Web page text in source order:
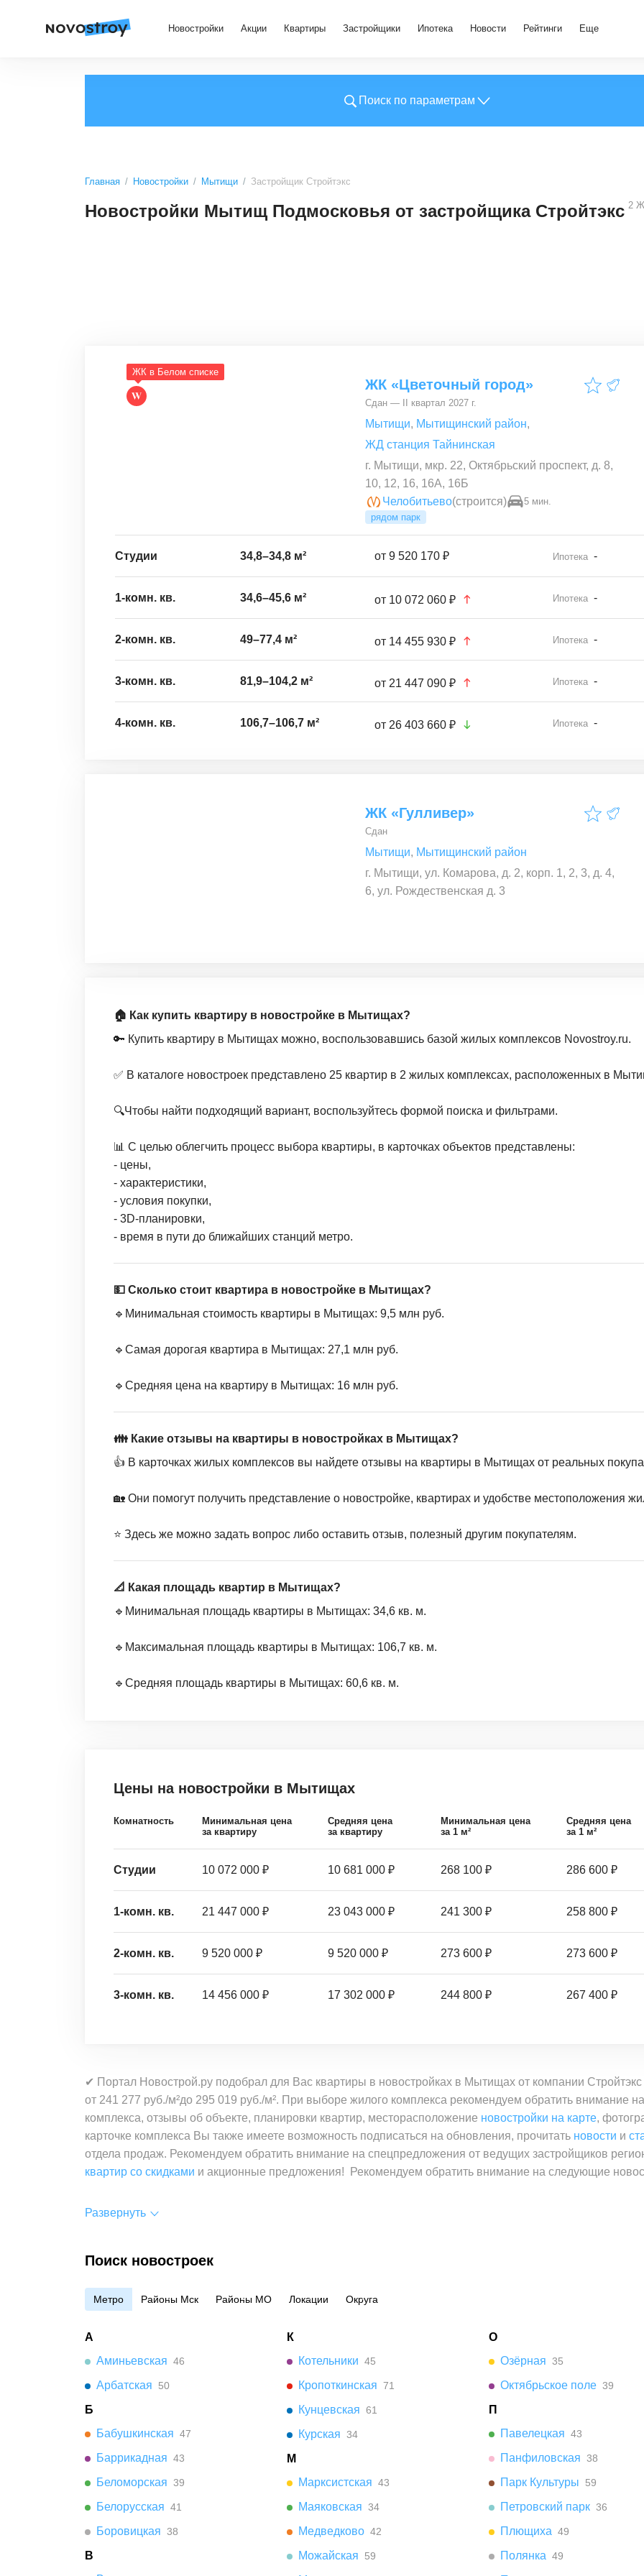
Новостройки Акции Квартиры Застройщики Ипотека Новости Рейтинги Еще
Поиск по параметрам
Главная Новостройки Мытищи Застройщик Стройтэкс
Новостройки Мытищ Подмосковья от застройщика Стройтэкс 2
ЖК в Белом списке
ЖК «Цветочный город»
Сдан — II квартал 2027 г.
Мытищи, Мытищинский район,
ЖД станция Тайнинская
г. Мытищи, мкр. 22, Октябрьский проспект, д. 8,
10, 12, 16, 16А, 16Б
Челобитьево(строится)
5 мин.
рядом парк
Студии 34,8–34,8 м² от 9 520 170 ₽ Ипотека -
1-комн. кв. 34,6–45,6 м² от 10 072 060 ₽ Ипотека -
2-комн. кв. 49–77,4 м² от 14 455 930 ₽ Ипотека -
3-комн. кв. 81,9–104,2 м² от 21 447 090 ₽ Ипотека -
4-комн. кв. 106,7–106,7 м² от 26 403 660 ₽ Ипотека -
ЖК «Гулливер»
Сдан
Мытищи, Мытищинский район
г. Мытищи, ул. Комарова, д. 2, корп. 1, 2, 3, д. 4,
6, ул. Рождественская д. 3
🏠 Как купить квартиру в новостройке в Мытищах?
🔑 Купить квартиру в Мытищах можно, воспользовавшись базой жилых комплексов Novostroy.ru.
✅ В каталоге новостроек представлено 25 квартир в 2 жилых комплексах, расположенных в
🔍Чтобы найти подходящий вариант, воспользуйтесь формой поиска и фильтрами.
📊 С целью облегчить процесс выбора квартиры, в карточках объектов представлены:
- цены,
- характеристики,
- условия покупки,
- 3D-планировки,
- время в пути до ближайших станций метро.
💵 Сколько стоит квартира в новостройке в Мытищах?
🔹Минимальная стоимость квартиры в Мытищах: 9,5 млн руб.
🔹Самая дорогая квартира в Мытищах: 27,1 млн руб.
🔹Средняя цена на квартиру в Мытищах: 16 млн руб.
👪 Какие отзывы на квартиры в новостройках в Мытищах?
👍 В карточках жилых комплексов вы найдете отзывы на квартиры в Мытищах от реальных
🏡 Они помогут получить представление о новостройке, квартирах и удобстве местоположения
⭐️ Здесь же можно задать вопрос либо оставить отзыв, полезный другим покупателям.
📐 Какая площадь квартир в Мытищах?
🔹Минимальная площадь квартиры в Мытищах: 34,6 кв. м.
🔹Максимальная площадь квартиры в Мытищах: 106,7 кв. м.
🔹Средняя площадь квартиры в Мытищах: 60,6 кв. м.
Цены на новостройки в Мытищах
Комнатность
Минимальная цена
за квартиру
Средняя цена
за квартиру
Минимальная цена
за 1 м²
Средняя цена
за 1 м²
Студии 10 072 000 ₽ 10 681 000 ₽ 268 100 ₽ 286 600 ₽
1-комн. кв. 21 447 000 ₽ 23 043 000 ₽ 241 300 ₽ 258 800 ₽
2-комн. кв. 9 520 000 ₽ 9 520 000 ₽ 273 600 ₽ 273 600 ₽
3-комн. кв. 14 456 000 ₽ 17 302 000 ₽ 244 800 ₽ 267 400 ₽
✔ Портал Новострой.ру подобрал для Вас квартиры в новостройках в Мытищах от компании
от 241 277 руб./м²до 295 019 руб./м². При выборе жилого комплекса рекомендуем обратить внимание
комплекса, отзывы об объекте, планировки квартир, месторасположение новостройки на карте,
карточке комплекса Вы также имеете возможность подписаться на обновления, прочитать новости и
отдела продаж. Рекомендуем обратить внимание на спецпредложения от ведущих застройщиков
квартир со скидками и акционные предложения! Рекомендуем обратить внимание на следующие
Развернуть
Поиск новостроек
Метро Районы Мск Районы МО Локации Округа
А
Аминьевская 46
Арбатская 50
Б
Бабушкинская 47
Баррикадная 43
Беломорская 39
Белорусская 41
Боровицкая 38
В
К
Котельники 45
Кропоткинская 71
Кунцевская 61
Курская 34
М
Марксистская 43
Маяковская 34
Медведково 42
Можайская 59
О
Озёрная 35
Октябрьское поле 39
П
Павелецкая 43
Панфиловская 38
Парк Культуры 59
Петровский парк 36
Плющиха 49
Полянка 49